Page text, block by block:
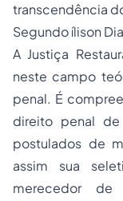
transcendência
Segundo ílison
A Justiça
neste campo
penal. É
direito penal
postulados de
assim sua
merecedor